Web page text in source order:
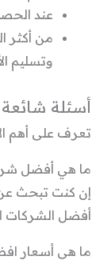
عند
من أكثر
وتسليم
أسئلة شائعة
تعرف على أهم
ما هي أفضل
إن كنت تبحث
أفضل الشركات
ما هي أسعار